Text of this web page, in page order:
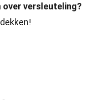
over versleuteling?